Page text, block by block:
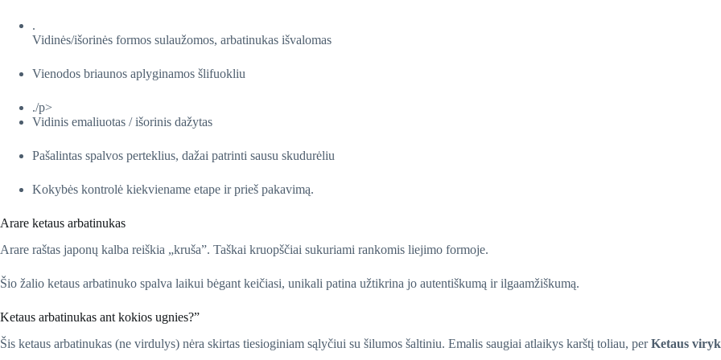
.
Vidinės/išorinės formos sulaužomos, arbatinukas išvalomas
Vienodos briaunos aplyginamos šlifuokliu
./p>
Vidinis emaliuotas / išorinis dažytas
Pašalintas spalvos perteklius, dažai patrinti sausu skudurėliu
Kokybės kontrolė kiekviename etape ir prieš pakavimą.
Arare ketaus arbatinukas
Arare raštas japonų kalba reiškia „kruša”. Taškai kruopščiai sukuriami rankomis liejimo formoje.
Šio žalio ketaus arbatinuko spalva laikui bėgant keičiasi, unikali patina užtikrina jo autentiškumą ir ilgaamžiškumą.
Ketaus arbatinukas ant kokios ugnies?”
Šis ketaus arbatinukas (ne virdulys) nėra skirtas tiesioginiam sąlyčiui su šilumos šaltiniu. Emalis saugiai atlaikys karštį toliau, perKetaus